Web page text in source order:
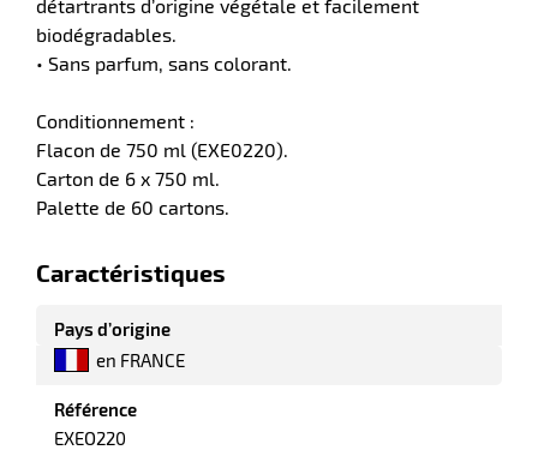
détartrants d’origine végétale et facilement
biodégradables.
• Sans parfum, sans colorant.
Conditionnement :
Flacon de 750 ml (EXE0220).
Carton de 6 x 750 ml.
Palette de 60 cartons.
Caractéristiques
Pays d’origine
en FRANCE
Référence
EXEO220